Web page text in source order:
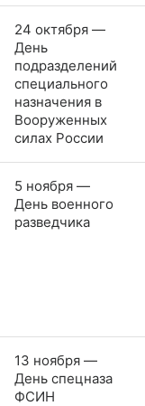
24 октября —
День
подразделений
специального
назначения в
Вооруженных
силах России
5 ноября —
День военного
разведчика
13 ноября —
День спецназа
ФСИН